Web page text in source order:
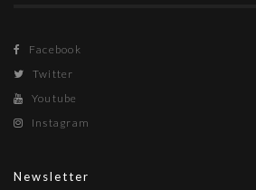
Facebook
Twitter
Youtube
Instagram
Newsletter